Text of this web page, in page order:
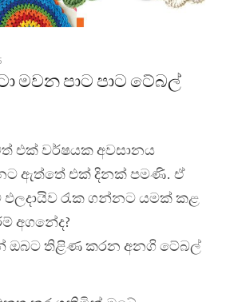
මවන පාට පාට ටේබල්
එක් වර්ෂයක අවසානය
ඇත්තේ එක් දිනක් පමණි. ඒ
රැක ගන්නට යමක් කළ
අගනේද?
ඔබට තිළිණ කරන අනගි ටේබල්